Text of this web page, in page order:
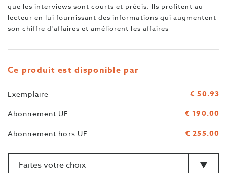
que les interviews sont courts et précis. Ils profitent au
lecteur en lui fournissant des informations qui augmentent
son chiffre d'affaires et améliorent les affaires
Ce produit est disponible par
Exemplaire € 50.93
Abonnement UE € 190.00
Abonnement hors UE
€ 255.00